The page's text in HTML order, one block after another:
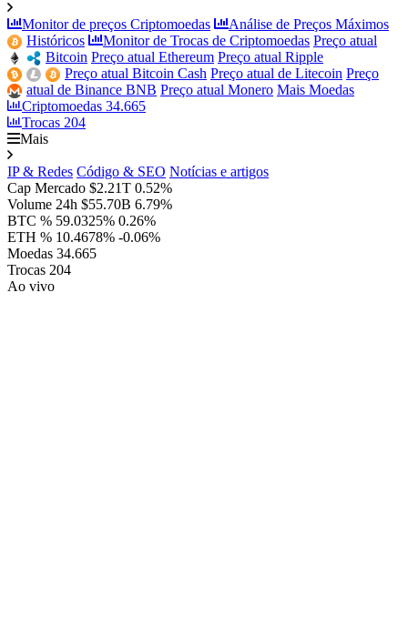
Monitor de preços Criptomoedas
Análise de Preços Máximos
Históricos
Monitor de Trocas de Criptomoedas Preço atual
Bitcoin Preço atual Ethereum Preço atual Ripple
Preço atual Bitcoin Cash Preço atual de Litecoin Preço
atual de Binance BNB Preço atual Monero Mais Moedas
Criptomoedas 34.665
Trocas 204
Mais
IP & Redes Código & SEO Notícias e artigos
Cap Mercado $2.21T 0.52%
Volume 24h $55.70B 6.79%
BTC % 59.0325% 0.26%
ETH % 10.4678% -0.06%
Moedas 34.665
Trocas 204
Ao vivo